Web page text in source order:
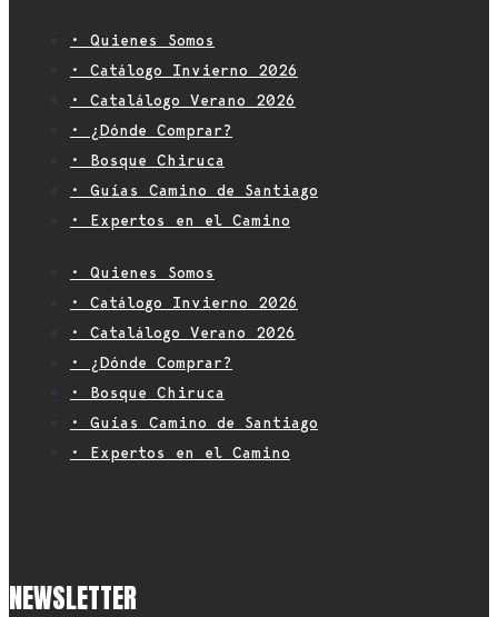
• Quienes Somos
• Catálogo Invierno 2026
• Catalálogo Verano 2026
• ¿Dónde Comprar?
• Bosque Chiruca
• Guías Camino de Santiago
• Expertos en el Camino
• Quienes Somos
• Catálogo Invierno 2026
• Catalálogo Verano 2026
• ¿Dónde Comprar?
• Bosque Chiruca
• Guías Camino de Santiago
• Expertos en el Camino
NEWSLETTER